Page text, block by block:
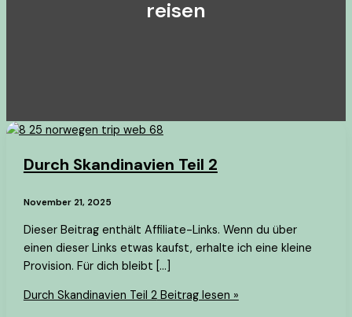
reisen
Durch Skandinavien Teil 2
November 21, 2025
Dieser Beitrag enthält Affiliate-Links. Wenn du über
einen dieser Links etwas kaufst, erhalte ich eine kleine
Provision. Für dich bleibt […]
Durch Skandinavien Teil 2Beitrag lesen »